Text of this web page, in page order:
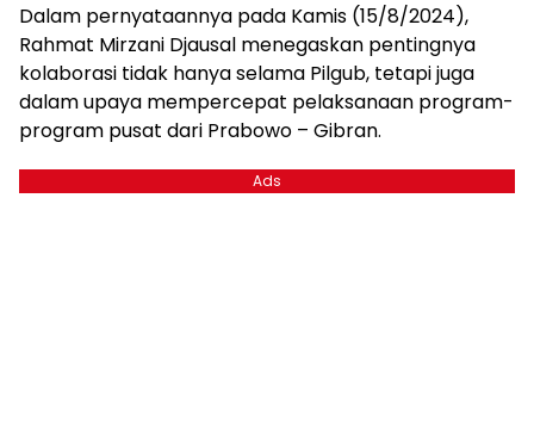
Dalam pernyataannya pada Kamis (15/8/2024),
Rahmat Mirzani Djausal menegaskan pentingnya
kolaborasi tidak hanya selama Pilgub, tetapi juga
dalam upaya mempercepat pelaksanaan program-
program pusat dari Prabowo – Gibran.
Ads